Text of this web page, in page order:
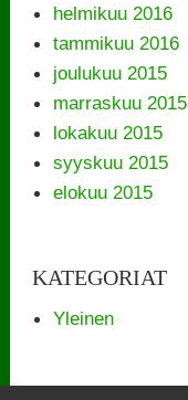
helmikuu 2016
tammikuu 2016
joulukuu 2015
marraskuu 2015
lokakuu 2015
syyskuu 2015
elokuu 2015
KATEGORIAT
Yleinen